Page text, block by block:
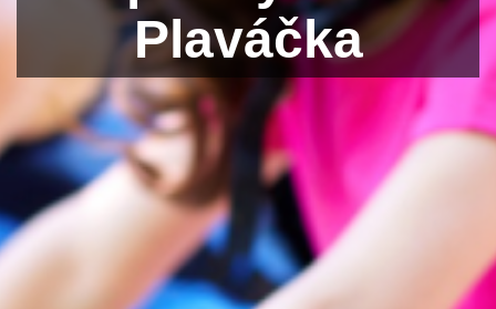
Plaváčka